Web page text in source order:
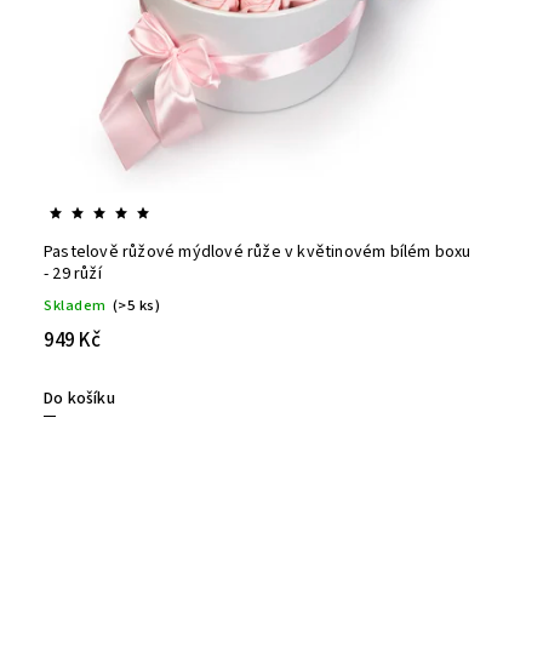
Pastelově růžové mýdlové růže v květinovém bílém boxu
- 29 růží
Skladem (>5 ks)
949 Kč
Do košíku